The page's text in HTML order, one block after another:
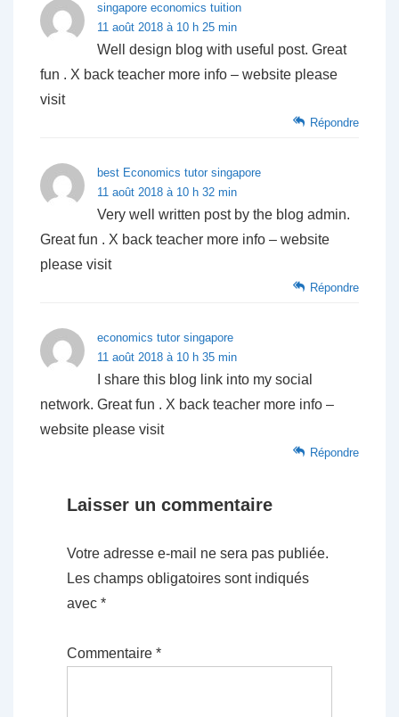
singapore economics tuition
11 août 2018 à 10 h 25 min
Well design blog with useful post. Great
fun . X back teacher more info – website please
visit
Répondre
best Economics tutor singapore
11 août 2018 à 10 h 32 min
Very well written post by the blog admin.
Great fun . X back teacher more info – website
please visit
Répondre
economics tutor singapore
11 août 2018 à 10 h 35 min
I share this blog link into my social
network. Great fun . X back teacher more info –
website please visit
Répondre
Laisser un commentaire
Votre adresse e-mail ne sera pas publiée.
Les champs obligatoires sont indiqués
avec *
Commentaire *